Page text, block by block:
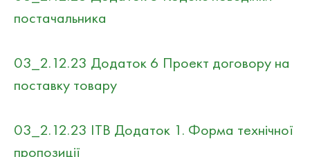
постачальника
03_2.12.23 Додаток 6 Проект договору на
поставку товару
03_2.12.23 ITB Додаток 1. Форма технічної
пропозиції